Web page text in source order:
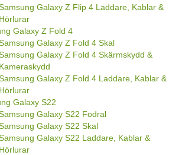
Galaxy Z Flip 4 Laddare, Kablar &
Hörlurar
Galaxy Z Fold 4
Galaxy Z Fold 4 Skal
Galaxy Z Fold 4 Skärmskydd &
Kameraskydd
Galaxy Z Fold 4 Laddare, Kablar &
Hörlurar
Galaxy S22
Galaxy S22 Fodral
Galaxy S22 Skal
Galaxy S22 Laddare, Kablar &
Hörlurar